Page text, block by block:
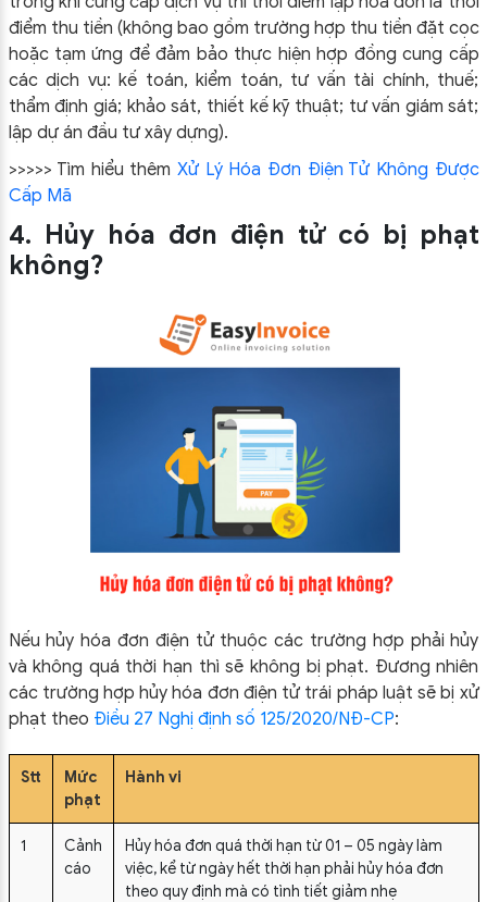
điểm thu tiền (không bao gồm trường hợp thu tiền đặt cọc
hoặc tạm ứng để đảm bảo thực hiện hợp đồng cung cấp
các dịch vụ: kế toán, kiểm toán, tư vấn tài chính, thuế;
thẩm định giá; khảo sát, thiết kế kỹ thuật; tư vấn giám sát;
lập dự án đầu tư xây dựng).
>>>>> Tìm hiểu thêm Xử Lý Hóa Đơn Điện Tử Không Được
Cấp Mã
4. Hủy hóa đơn điện tử có bị phạt
không?
Nếu hủy hóa đơn điện tử thuộc các trường hợp phải hủy
và không quá thời hạn thì sẽ không bị phạt. Đương nhiên
các trường hợp hủy hóa đơn điện tử trái pháp luật sẽ bị xử
phạt theo Điều 27 Nghị định số 125/2020/NĐ-CP:
Stt
Mức
phạt
Hành vi
1
Cảnh
cáo
Hủy hóa đơn quá thời hạn từ 01 – 05 ngày làm
việc, kể từ ngày hết thời hạn phải hủy hóa đơn
theo quy định mà có tình tiết giảm nhẹ